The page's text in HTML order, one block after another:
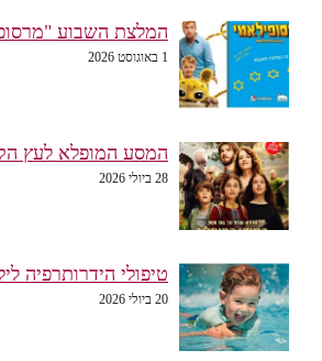
המלצת השבוע
1 באוגוסט 2026
המסע המופלא לעץ
28 ביולי 2026
טיפולי הידרותרפיה
20 ביולי 2026